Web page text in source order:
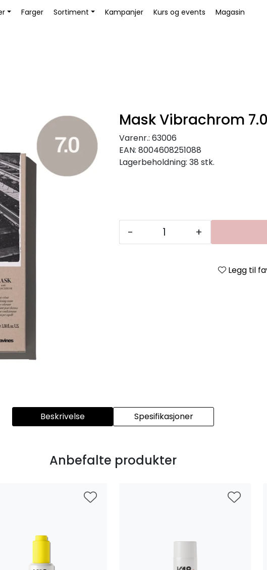
Bli Kunde / Logg inn
Farger Sortiment Kampanjer Kurs og events Magasin
Mask Vibrachrom 7.0
Varenr.: 63006
EAN: 8004608251088
Lagerbeholdning: 38 stk.
- +
Legg til
Beskrivelse Spesifikasjoner
Anbefalte produkter